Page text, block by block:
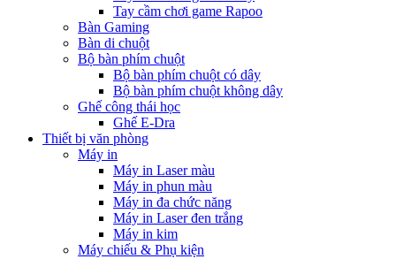
Tay cầm chơi game Rapoo
Bàn Gaming
Bàn di chuột
Bộ bàn phím chuột
Bộ bàn phím chuột có dây
Bộ bàn phím chuột không dây
Ghế công thái học
Ghế E-Dra
Thiết bị văn phòng
Máy in
Máy in Laser màu
Máy in phun màu
Máy in đa chức năng
Máy in Laser đen trắng
Máy in kim
Máy chiếu & Phụ kiện